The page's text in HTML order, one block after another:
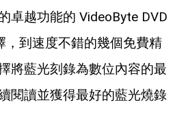
卓越功能的 VideoByte DVD
，到速度不錯的幾個免費精
將藍光刻錄為數位內容的最
閱讀並獲得最好的藍光燒錄